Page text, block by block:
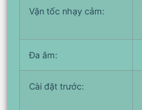
Vận tốc nhạy cảm:
Đa âm:
Cài đặt trước: